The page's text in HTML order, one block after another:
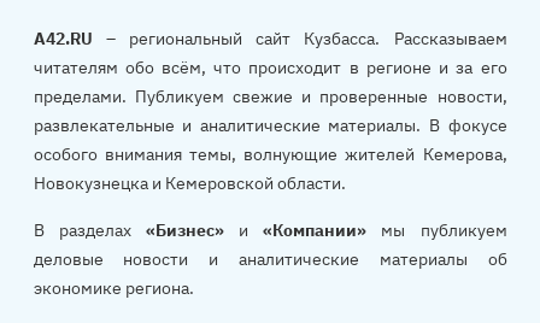
A42.RU – региональный сайт Кузбасса. Рассказываем
читателям обо всём, что происходит в регионе и за его
пределами. Публикуем свежие и проверенные новости,
развлекательные и аналитические материалы. В фокусе
особого внимания темы, волнующие жителей Кемерова,
Новокузнецка и Кемеровской области.
В разделах «Бизнес»и«Компании» мы публикуем
деловые новости и аналитические материалы об
экономике региона.